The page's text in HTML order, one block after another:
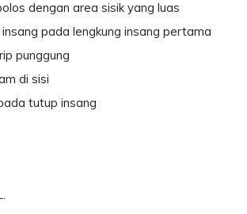
dengan area sisik yang luas
pada lengkung insang pertama
punggung
di sisi
tutup insang